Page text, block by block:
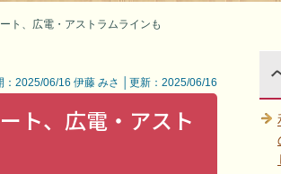
ト、広電・アストラムラインも
：2025/06/16 伊藤 みさ │更新：2025/06/16
ト、広電・アスト